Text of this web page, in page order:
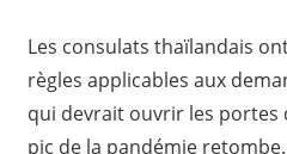
Les consulats thaïlandais
règles applicables aux
qui devrait ouvrir les portes
pic de la pandémie retombe.